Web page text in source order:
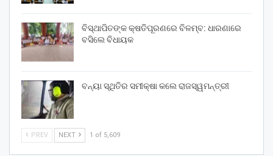
ବିସ୍ଥାପିତଙ୍କ କ୍ଷତିପୂରଣରେ ବିଳମ୍ବ: ଧାରଣାରେ
ବସିଲେ ବିଧାୟକ
ବନ୍ୟା ସ୍ଥିତିର ସମୀକ୍ଷା କଲେ ରାଜସ୍ୱମନ୍ତ୍ରୀ
PREV NEXT 1 of 5,609